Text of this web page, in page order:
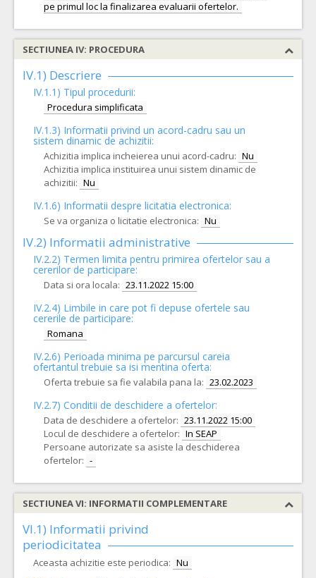
SECTIUNEA IV: PROCEDURA
IV.1) Descriere
IV.1.1) Tipul procedurii:
Procedura simplificata
IV.1.3) Informatii privind un acord-cadru sau un
sistem dinamic de achizitii:
Achizitia implica incheierea unui acord-cadru: Nu
Achizitia implica instituirea unui sistem dinamic de
achizitii: Nu
IV.1.6) Informatii despre licitatia electronica:
Se va organiza o licitatie electronica: Nu
IV.2) Informatii administrative
IV.2.2) Termen limita pentru primirea ofertelor sau a
cererilor de participare:
Data si ora locala: 23.11.2022 15:00
IV.2.4) Limbile in care pot fi depuse ofertele sau
cererile de participare:
Romana
IV.2.6) Perioada minima pe parcursul careia
ofertantul trebuie sa isi mentina oferta:
Oferta trebuie sa fie valabila pana la: 23.02.2023
IV.2.7) Conditii de deschidere a ofertelor:
Data de deschidere a ofertelor: 23.11.2022 15:00
Locul de deschidere a ofertelor: In SEAP
Persoane autorizate sa asiste la deschiderea
ofertelor: -
SECTIUNEA VI: INFORMATII COMPLEMENTARE
VI.1) Informatii privind
periodicitatea
Aceasta achizitie este periodica: Nu